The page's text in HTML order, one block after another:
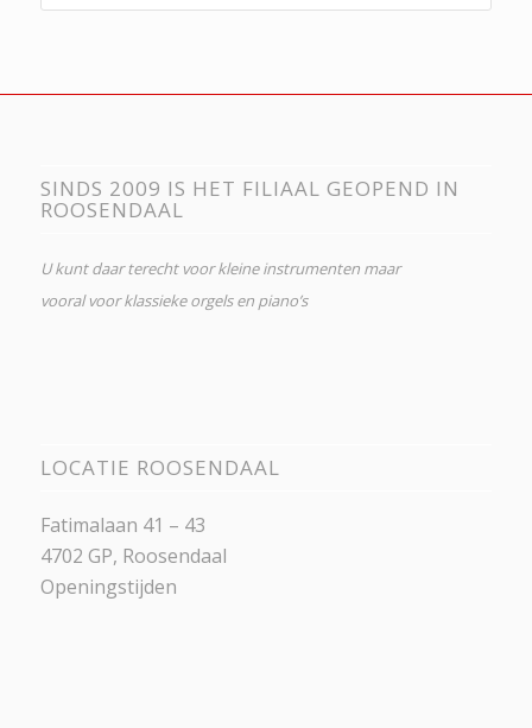
SINDS 2009 IS HET FILIAAL GEOPEND IN
ROOSENDAAL
U kunt daar terecht voor kleine instrumenten maar
vooral voor klassieke orgels en piano’s
LOCATIE ROOSENDAAL
Fatimalaan 41 – 43
4702 GP, Roosendaal
Openingstijden